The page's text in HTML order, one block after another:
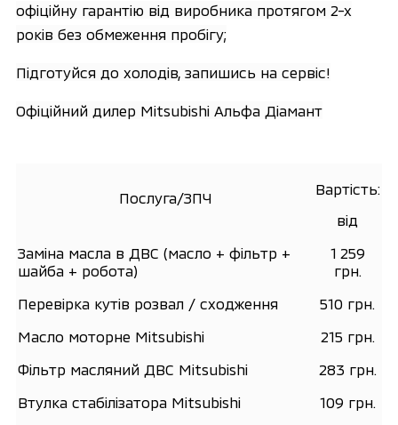
офіційну гарантію від виробника протягом 2-х
років без обмеження пробігу;
Підготуйся до холодів, запишись на сервіс!
Офіційний дилер Mitsubishi Альфа Діамант
Послуга/ЗПЧ
Вартість:
від
Заміна масла в ДВС (масло + фільтр +
шайба + робота)
1 259
грн.
Перевірка кутів розвал / сходження
510 грн.
Масло моторне Mitsubishi
215 грн.
Фільтр масляний ДВС Mitsubishi
283 грн.
Втулка стабілізатора Mitsubishi
109 грн.